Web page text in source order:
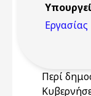
Εργασίας
Περί